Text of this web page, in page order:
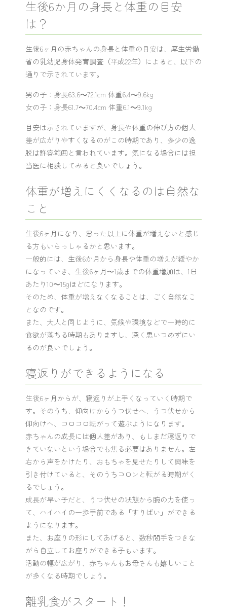
生後6か月の身長と体重の目安
は？
生後6ヶ月の赤ちゃんの身長と体重の目安は、厚生労働
省の乳幼児身体発育調査（平成22年）によると、以下の
通りで示されています。
男の子：身長63.6～72.1cm 体重6.4～9.6kg
女の子：身長61.7～70.4cm 体重6.1～9.1kg
目安は示されていますが、身長や体重の伸び方の個人
差が広がりやすくなるのがこの時期であり、多少の逸
脱は許容範囲と言われています。気になる場合には担
当医に相談してみると良いでしょう。
体重が増えにくくなるのは自然な
こと
生後6ヶ月になり、思った以上に体重が増えないと感じ
る方もいらっしゃるかと思います。
一般的には、生後6か月から身長や体重の増えが緩やか
になっていき、生後6ヶ月〜1歳までの体重増加は、1日
あたり10〜15gほどになります。
そのため、体重が増えなくなることは、ごく自然なこ
となのです。
また、大人と同じように、気候や環境などで一時的に
食欲が落ちる時期もありますし、深く思いつめずにい
るのが良いでしょう。
寝返りができるようになる
生後6ヶ月からが、寝返りが上手くなっていく時期で
す。そのうち、仰向けからうつ伏せへ、うつ伏せから
仰向けへ、コロコロ転がって遊ぶようになります。
赤ちゃんの成長には個人差があり、もしまだ寝返りで
きていないという場合でも焦る必要はありません。左
右から声をかけたり、おもちゃを見せたりして興味を
引き付けていると、そのうちコロンと転がる時期がく
るでしょう。
成長が早い子だと、うつ伏せの状態から腕の力を使っ
て、ハイハイの一歩手前である「すりばい」ができる
ようになります。
また、お座りの形にしてあげると、数秒間手をつきな
がら自立してお座りができる子もいます。
活動の幅が広がり、赤ちゃんもお母さんも嬉しいこと
が多くなる時期でしょう。
離乳食がスタート！